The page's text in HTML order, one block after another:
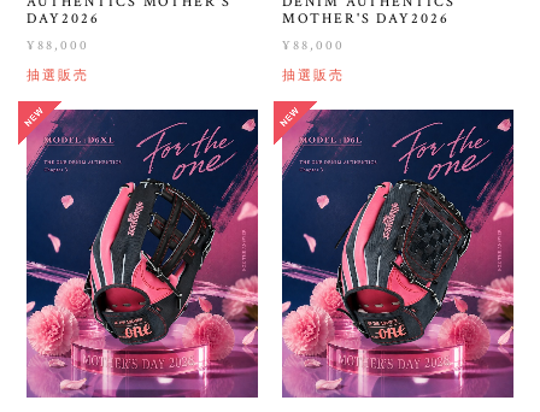
DAY2026
¥88,000
抽選販売
MOTHER'S DAY2026
¥88,000
抽選販売